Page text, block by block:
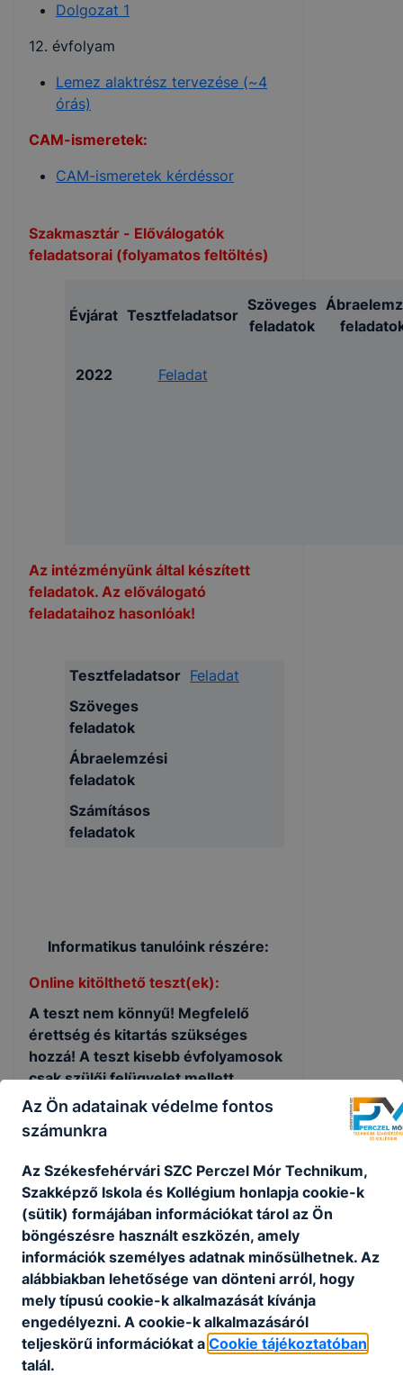
Dolgozat 1
12. évfolyam
Lemez alaktrész tervezése (~4
órás)
CAM-ismeretek:
CAM-ismeretek kérdéssor
Szakmasztár - Előválogatók
feladatsorai (folyamatos feltöltés)
Évjárat Tesztfeladatsor
Szöveges
feladatok
2022 Feladat
Az intézményünk által készített
feladatok. Az előválogató
feladataihoz hasonlóak!
Tesztfeladatsor Feladat
Szöveges
feladatok
Ábraelemzési
feladatok
Számításos
feladatok
Informatikus tanulóink részére:
Online kitölthető teszt(ek):
A teszt nem könnyű! Megfelelő
érettség és kitartás szükséges
hozzá! A teszt kisebb évfolyamosok
csak szülői felügyelet mellett
ajánlott!!! :)
Végzős évfolyam kérdéssor
Java (közepes)
JavaScript
IKT teszt
Vegyes IT (iknkább könyebb)
2022 IT ágazati alapvizsga
Hálózat dolgozat 10a (2022)
Hálózatfelosztás dolgozat 10a
(2022)
SQL kérdések - feladatok
Az Ön adatainak védelme fontos
számunkra
Az Székesfehérvári SZC Perczel Mór Technikum,
Szakképző Iskola és Kollégium honlapja cookie-k
(sütik) formájában információkat tárol az Ön
böngészésre használt eszközén, amely
információk személyes adatnak minősülhetnek. Az
alábbiakban lehetősége van dönteni arról, hogy
mely típusú cookie-k alkalmazását kívánja
engedélyezni. A cookie-k alkalmazásáról
teljeskörű információkat a Cookie tájékoztatóban
talál.